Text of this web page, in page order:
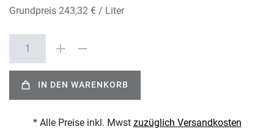
Grundpreis 243,32 € / Liter
IN DEN WARENKORB
* Alle Preise inkl. Mwst zuzüglich Versandkosten